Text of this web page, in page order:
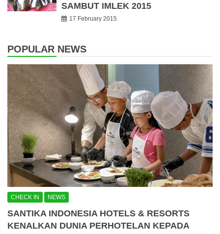
SAMBUT IMLEK 2015
17 February 2015
POPULAR NEWS
CHECK IN NEWS
SANTIKA INDONESIA HOTELS & RESORTS
KENALKAN DUNIA PERHOTELAN KEPADA